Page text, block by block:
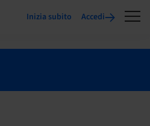
Inizia subito Accedi